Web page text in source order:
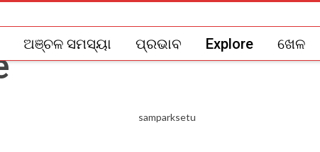
ଅଞ୍ଚଳ ସମସ୍ୟା ପ୍ରଭାବ Explore ଖେଳ